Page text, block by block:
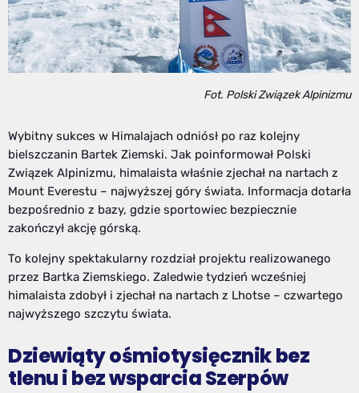
Fot. Polski Związek Alpinizmu
Wybitny sukces w Himalajach odniósł po raz kolejny
bielszczanin Bartek Ziemski. Jak poinformował Polski
Związek Alpinizmu, himalaista właśnie zjechał na nartach z
Mount Everestu – najwyższej góry świata. Informacja dotarła
bezpośrednio z bazy, gdzie sportowiec bezpiecznie
zakończył akcję górską.
To kolejny spektakularny rozdział projektu realizowanego
przez Bartka Ziemskiego. Zaledwie tydzień wcześniej
himalaista zdobył i zjechał na nartach z Lhotse – czwartego
najwyższego szczytu świata.
Dziewiąty ośmiotysięcznik bez
tlenu i bez wsparcia Szerpów